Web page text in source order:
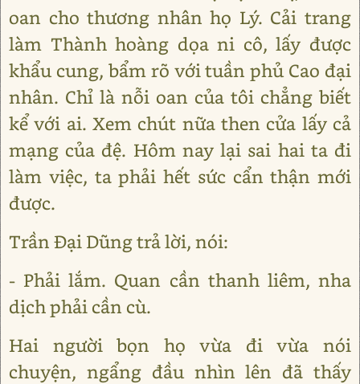
oan cho thương nhân họ Lý. Cải trang
làm Thành hoàng dọa ni cô, lấy được
khẩu cung, bẩm rõ với tuần phủ Cao đại
nhân. Chỉ là nỗi oan của tôi chẳng biết
kể với ai. Xem chút nữa then cửa lấy cả
mạng của đệ. Hôm nay lại sai hai ta đi
làm việc, ta phải hết sức cẩn thận mới
được.
Trần Đại Dũng trả lời, nói:
- Phải lắm. Quan cần thanh liêm, nha
dịch phải cần cù.
Hai người bọn họ vừa đi vừa nói
chuyện, ngẩng đầu nhìn lên đã thấy